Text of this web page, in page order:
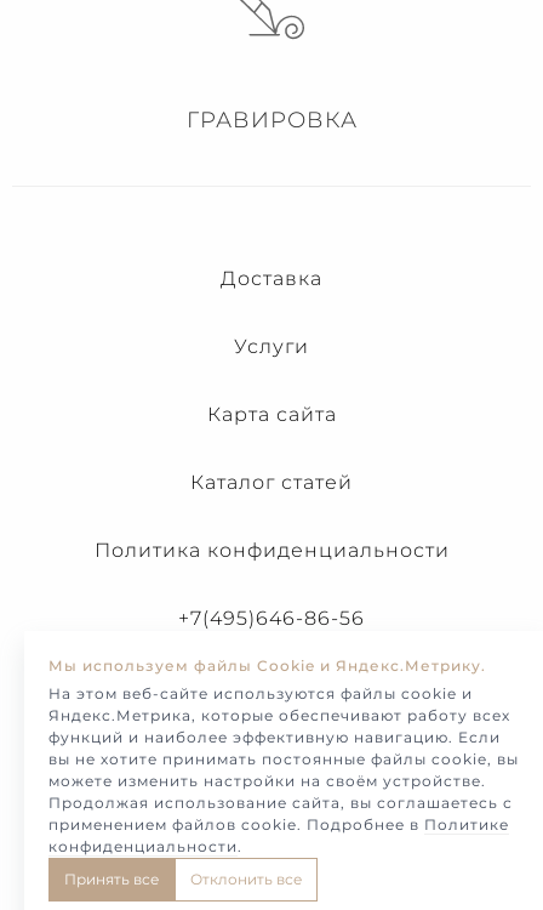
ГРАВИРОВКА
Доставка
Услуги
Карта сайта
Каталог статей
Политика конфиденциальности
+7(495)646-86-56
Мы используем файлы Cookie и Яндекс.Метрику.
На этом веб-сайте используются файлы cookie и
Яндекс.Метрика, которые обеспечивают работу всех
функций и наиболее эффективную навигацию. Если
вы не хотите принимать постоянные файлы cookie, вы
можете изменить настройки на своём устройстве.
Продолжая использование сайта, вы соглашаетесь с
применением файлов cookie. Подробнее в Политике
конфиденциальности.
Принять все
Отклонить все